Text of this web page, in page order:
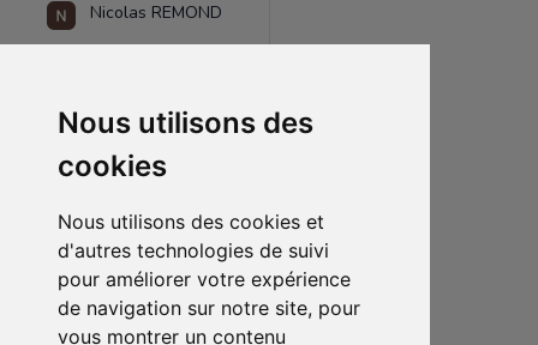
Nous utilisons des
cookies
Nous utilisons des cookies et
d'autres technologies de suivi
pour améliorer votre expérience
de navigation sur notre site, pour
vous montrer un contenu
Nicolas REMOND
360.00 € 1